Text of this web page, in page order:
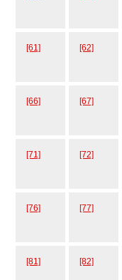
[61] [62]
[66] [67]
[71] [72]
[76] [77]
[81] [82]